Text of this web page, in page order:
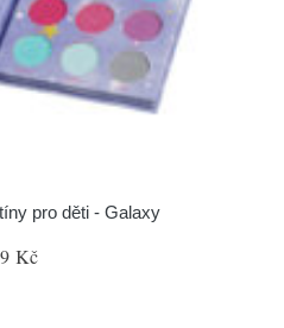
pro děti - Galaxy
Kč